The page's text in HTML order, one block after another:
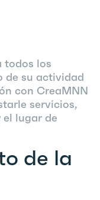
todos los
de su actividad
con CreaMNN
servicios,
el lugar de
de la